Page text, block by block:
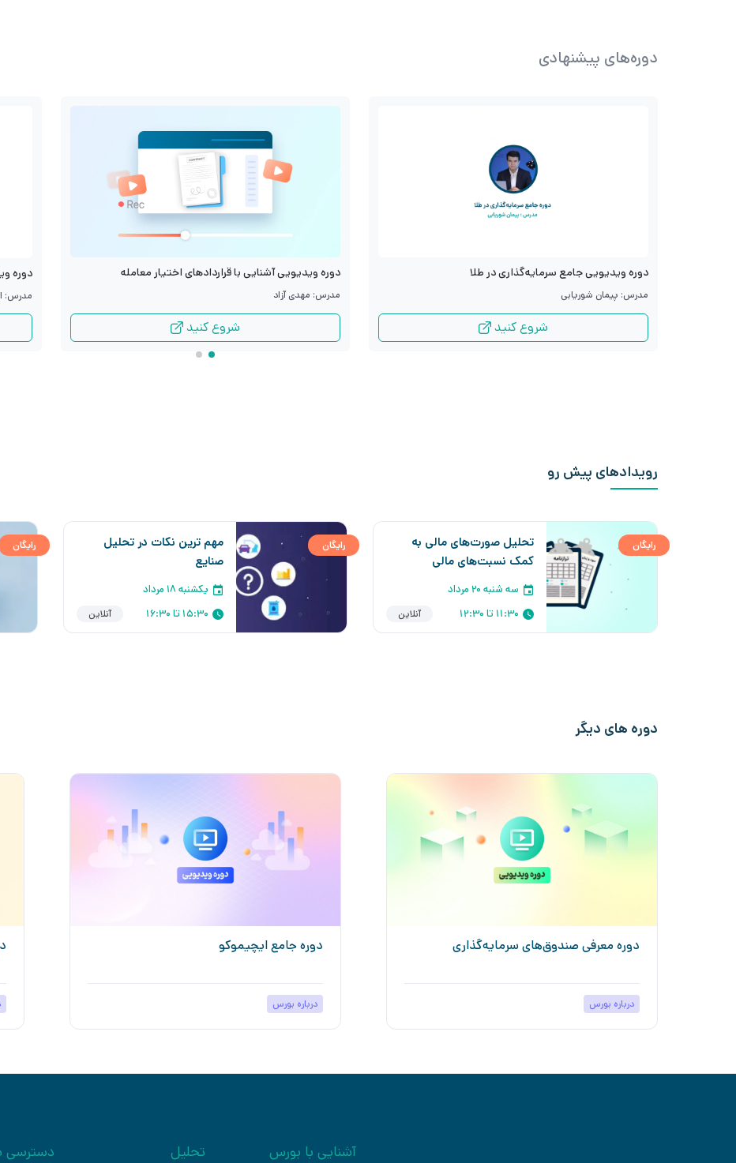
دوره‌های پیشنهادی
دوره ویدیویی جامع سرمایه‌گذاری در طلا
مدرس: پیمان شوریابی
شروع کنید
دوره ویدیویی آشنایی با قراردادهای اختیار معامله
مدرس: مهدی آزاد
شروع کنید
دوره
مدرس:
رویدادهای پیش رو
تحلیل صورت‌های مالی به
کمک نسبت‌های مالی
سه شنبه ۲۰ مرداد
11:30 تا 12:30
آنلاین
رایگان
مهم ترین نکات در تحلیل
صنایع
یکشنبه ۱۸ مرداد
15:30 تا 16:30
آنلاین
رایگان رایگان
دوره های دیگر
دوره معرفی صندوق‌های سرمایه‌گذاری
درباره بورس
دوره جامع ایچیموکو
درباره بورس
آشنایی با بورس تحلیل دسترسی